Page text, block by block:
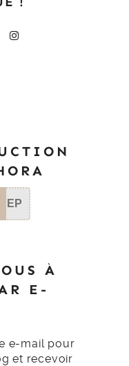
SEP
À
E-
e-mail pour
et recevoir